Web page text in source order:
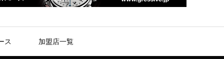
ス 加盟店一覧